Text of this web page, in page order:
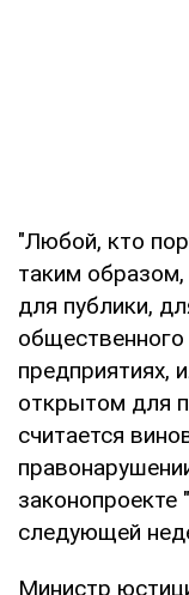
"Любой, кто
таким
для публики,
предприятиях,
открытом для
считается
следующей
Министр